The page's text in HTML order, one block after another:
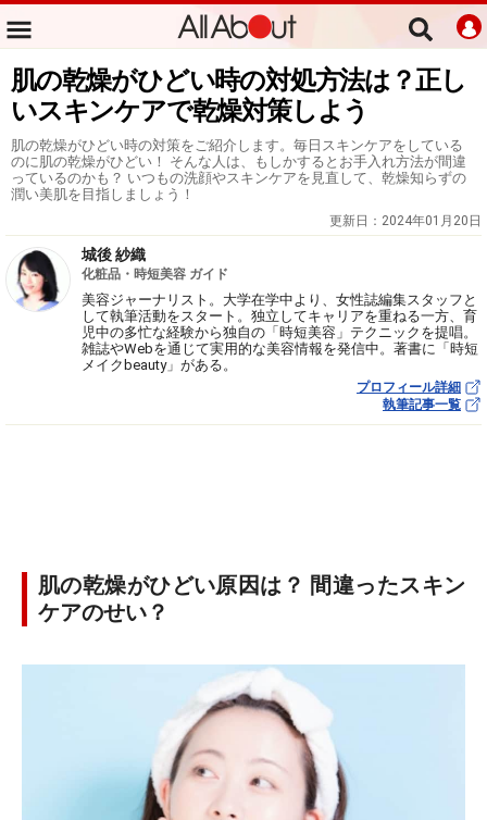
肌の乾燥がひどい時の対処方法は？正し
いスキンケアで乾燥対策しよう
肌の乾燥がひどい時の対策をご紹介します。毎日スキンケアをしている
のに肌の乾燥がひどい！ そんな人は、もしかするとお手入れ方法が間違
っているのかも？ いつもの洗顔やスキンケアを見直して、乾燥知らずの
潤い美肌を目指しましょう！
更新日： 2024年01月20日
城後 紗織
化粧品・時短美容 ガイド
美容ジャーナリスト。大学在学中より、女性誌編集スタッフと
して執筆活動をスタート。独立してキャリアを重ねる一方、育
児中の多忙な経験から独自の「時短美容」テクニックを提唱。
雑誌やWebを通じて実用的な美容情報を発信中。著書に「時短
メイクbeauty」がある。
プロフィール詳細
執筆記事一覧
肌の乾燥がひどい原因は？ 間違ったスキン
ケアのせい？